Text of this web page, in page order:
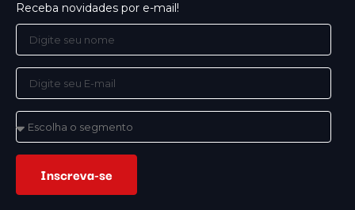
Receba novidades por e-mail!
Inscreva-se